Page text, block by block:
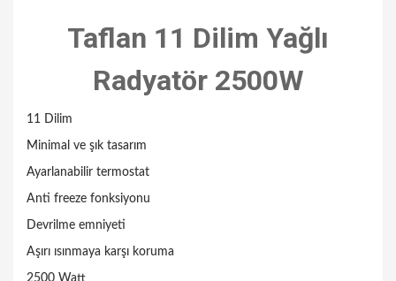
Taflan 11 Dilim Yağlı
Radyatör 2500W
11 Dilim
Minimal ve şık tasarım
Ayarlanabilir termostat
Anti freeze fonksiyonu
Devrilme emniyeti
Aşırı ısınmaya karşı koruma
2500 Watt